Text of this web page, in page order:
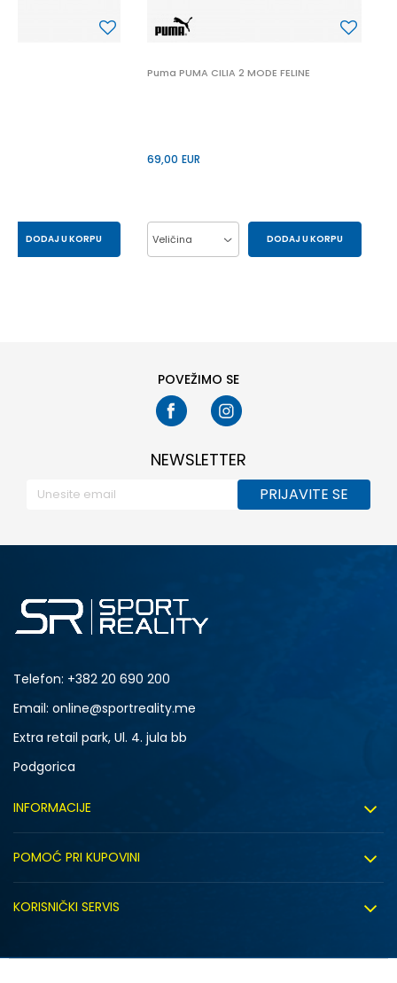
DODAJ U KORPU
Puma PUMA CILIA 2 MODE FELINE
69,00 EUR
Veličina DODAJ U KORPU
POVEŽIMO SE
NEWSLETTER
PRIJAVITE SE
Telefon: +382 20 690 200
Email: online@sportreality.me
Extra retail park, Ul. 4. jula bb
Podgorica
INFORMACIJE
Zapošljavanje
Sindikalna prodaja
POMOĆ PRI KUPOVINI
Kako kupiti
KORISNIČKI SERVIS